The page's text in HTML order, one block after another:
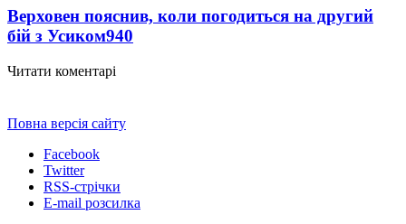
Верховен пояснив, коли погодиться на другий
бій з Усиком940
Читати коментарі
Повна версія сайту
Facebook
Twitter
RSS-стрічки
E-mail розсилка